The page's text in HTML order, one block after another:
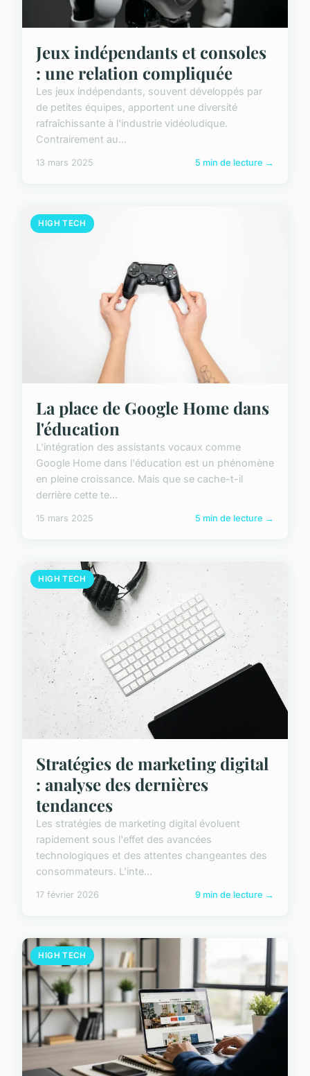
Jeux indépendants et consoles
: une relation compliquée
Les jeux indépendants, souvent développés par
de petites équipes, apportent une diversité
rafraîchissante à l'industrie vidéoludique.
Contrairement au...
13 mars 2025 5 min de lecture →
HIGH TECH
La place de Google Home dans
l'éducation
L'intégration des assistants vocaux comme
Google Home dans l'éducation est un phénomène
en pleine croissance. Mais que se cache-t-il
derrière cette te...
15 mars 2025 5 min de lecture →
HIGH TECH
Stratégies de marketing digital
: analyse des dernières
tendances
Les stratégies de marketing digital évoluent
rapidement sous l'effet des avancées
technologiques et des attentes changeantes des
consommateurs. L'inte...
17 février 2026 9 min de lecture →
HIGH TECH